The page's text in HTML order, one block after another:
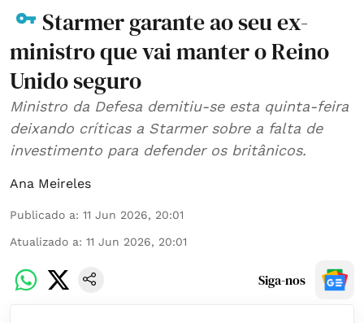
Starmer garante ao seu ex-
ministro que vai manter o Reino
Unido seguro
Ministro da Defesa demitiu-se esta quinta-feira
deixando críticas a Starmer sobre a falta de
investimento para defender os britânicos.
Ana Meireles
Publicado a: 11 Jun 2026, 20:01
Atualizado a: 11 Jun 2026, 20:01
Siga-nos